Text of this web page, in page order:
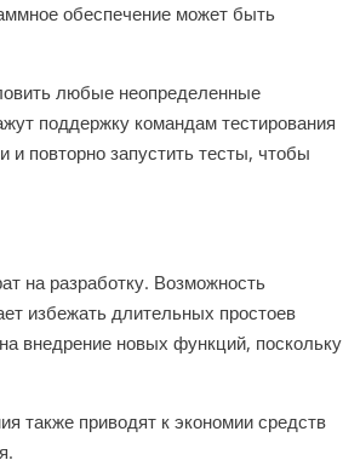
обеспечение может быть
любые неопределенные
поддержку командам тестирования
и повторно запустить тесты, чтобы
на разработку. Возможность
избежать длительных простоев
внедрение новых функций, поскольку
также приводят к экономии средств